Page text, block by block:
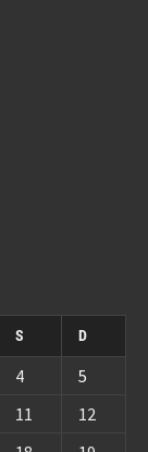
S D
4
5
11
12